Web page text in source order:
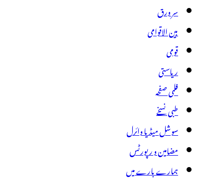
سر ورق
بین الاقوامی
قومی
ریاستی
فلمی صفحہ
طبی نسخے
سوشل میڈیا وائرل
مضامین و رپورٹس
ہمارے بارے میں